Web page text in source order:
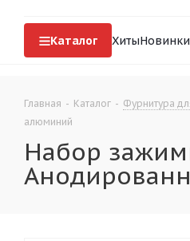
Каталог ХитыНовинки
Главная - Каталог - Фурнитура
алюминий
Набор